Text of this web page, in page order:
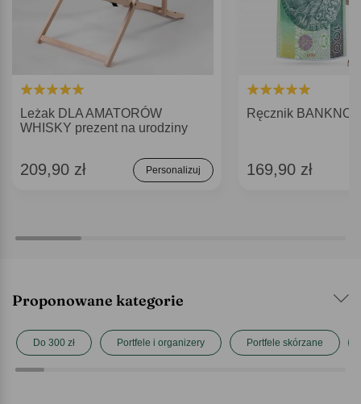
Leżak DLA AMATORÓW
WHISKY prezent na urodziny
209,90 zł Personalizuj
Ręcznik
169,90 zł
Proponowane kategorie
Do 300 zł Portfele i organizery Portfele skórzane